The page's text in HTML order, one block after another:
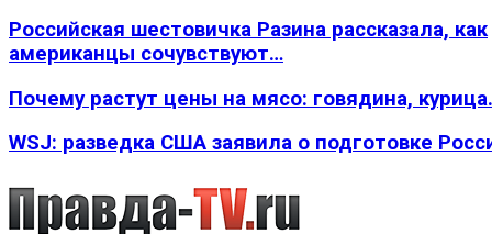
Российская шестовичка Разина рассказала, как
американцы сочувствуют…
Почему растут цены на мясо: говядина,
WSJ: разведка США заявила о подготовке